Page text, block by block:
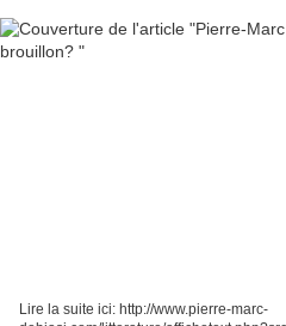
Lire la suite ici: http://www.pierre-marc-